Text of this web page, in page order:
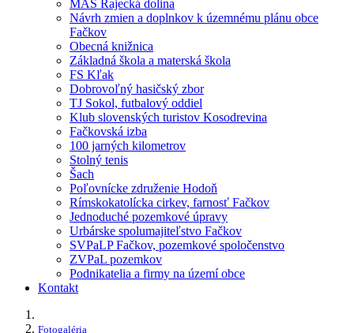
MAS Rajecká dolina
Návrh zmien a doplnkov k územnému plánu obce
Fačkov
Obecná knižnica
Základná škola a materská škola
FS Kľak
Dobrovoľný hasičský zbor
TJ Sokol, futbalový oddiel
Klub slovenských turistov Kosodrevina
Fačkovská izba
100 jarných kilometrov
Stolný tenis
Šach
Poľovnícke združenie Hodoň
Rímskokatolícka cirkev, farnosť Fačkov
Jednoduché pozemkové úpravy
Urbárske spolumajiteľstvo Fačkov
SVPaLP Fačkov, pozemkové spoločenstvo
ZVPaL pozemkov
Podnikatelia a firmy na území obce
Kontakt
Fotogaléria